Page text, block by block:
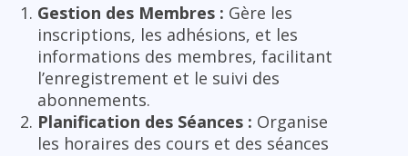
Gestion des Membres : Gère les
inscriptions, les adhésions, et les
informations des membres, facilitant
l’enregistrement et le suivi des
abonnements.
Planification des Séances : Organise
les horaires des cours et des séances